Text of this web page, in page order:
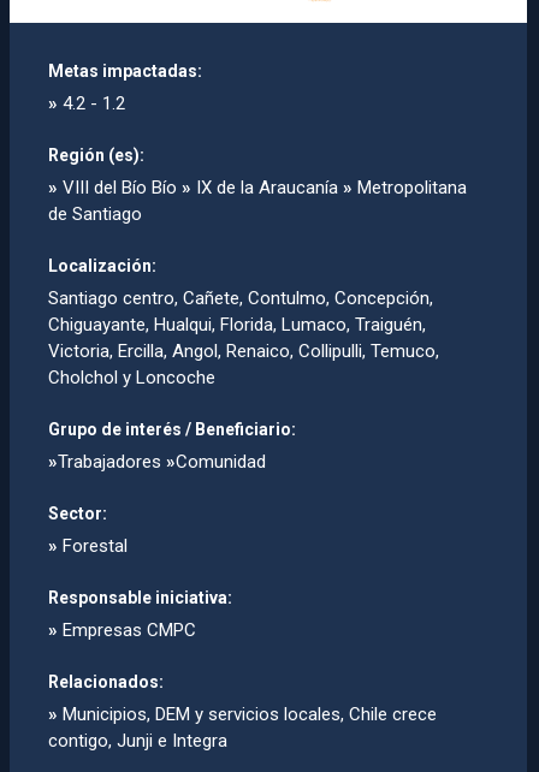
Metas impactadas:
» 4.2 - 1.2
Región (es):
» VIII del Bío Bío » IX de la Araucanía » Metropolitana
de Santiago
Localización:
Santiago centro, Cañete, Contulmo, Concepción,
Chiguayante, Hualqui, Florida, Lumaco, Traiguén,
Victoria, Ercilla, Angol, Renaico, Collipulli, Temuco,
Cholchol y Loncoche
Grupo de interés / Beneficiario:
»Trabajadores »Comunidad
Sector:
» Forestal
Responsable iniciativa:
» Empresas CMPC
Relacionados:
» Municipios, DEM y servicios locales, Chile crece
contigo, Junji e Integra